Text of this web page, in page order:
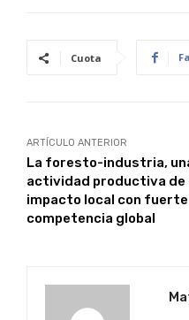
Cuota
ARTÍCULO ANTERIOR
La foresto-industria,
actividad productiva de
impacto local con fuerte
competencia global